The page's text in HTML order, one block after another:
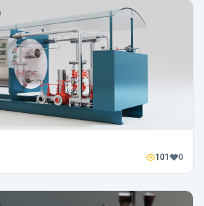
101 0